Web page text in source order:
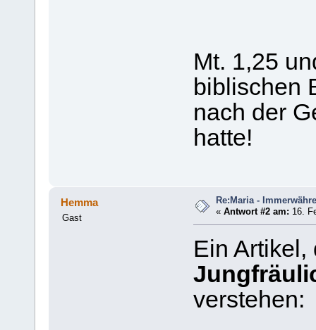
Mt. 1,25
biblischen
nach der
hatte!
Hemma
Gast
Re:Maria -
«Antwort #2 am: 16.
Ein
verstehen: